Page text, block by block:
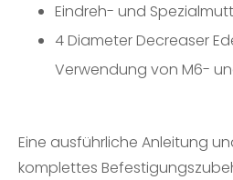
Eindreh- und
4 Diameter Decreaser
Verwendung von M6-
Eine ausführliche Anleitung
komplettes